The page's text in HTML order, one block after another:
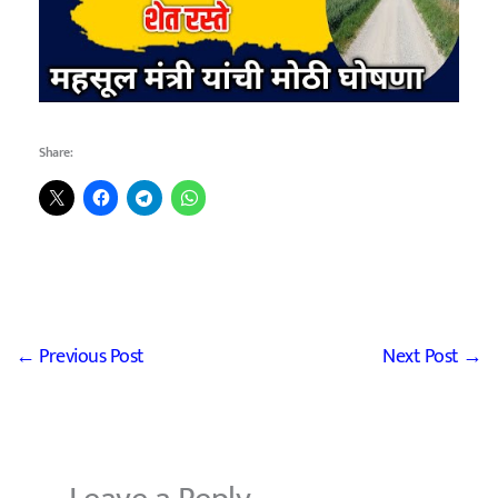
Share:
← Previous Post Next Post →